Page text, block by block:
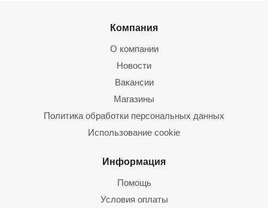
Компания
О компании
Новости
Вакансии
Магазины
Политика обработки персональных данных
Использование cookie
Информация
Помощь
Условия оплаты